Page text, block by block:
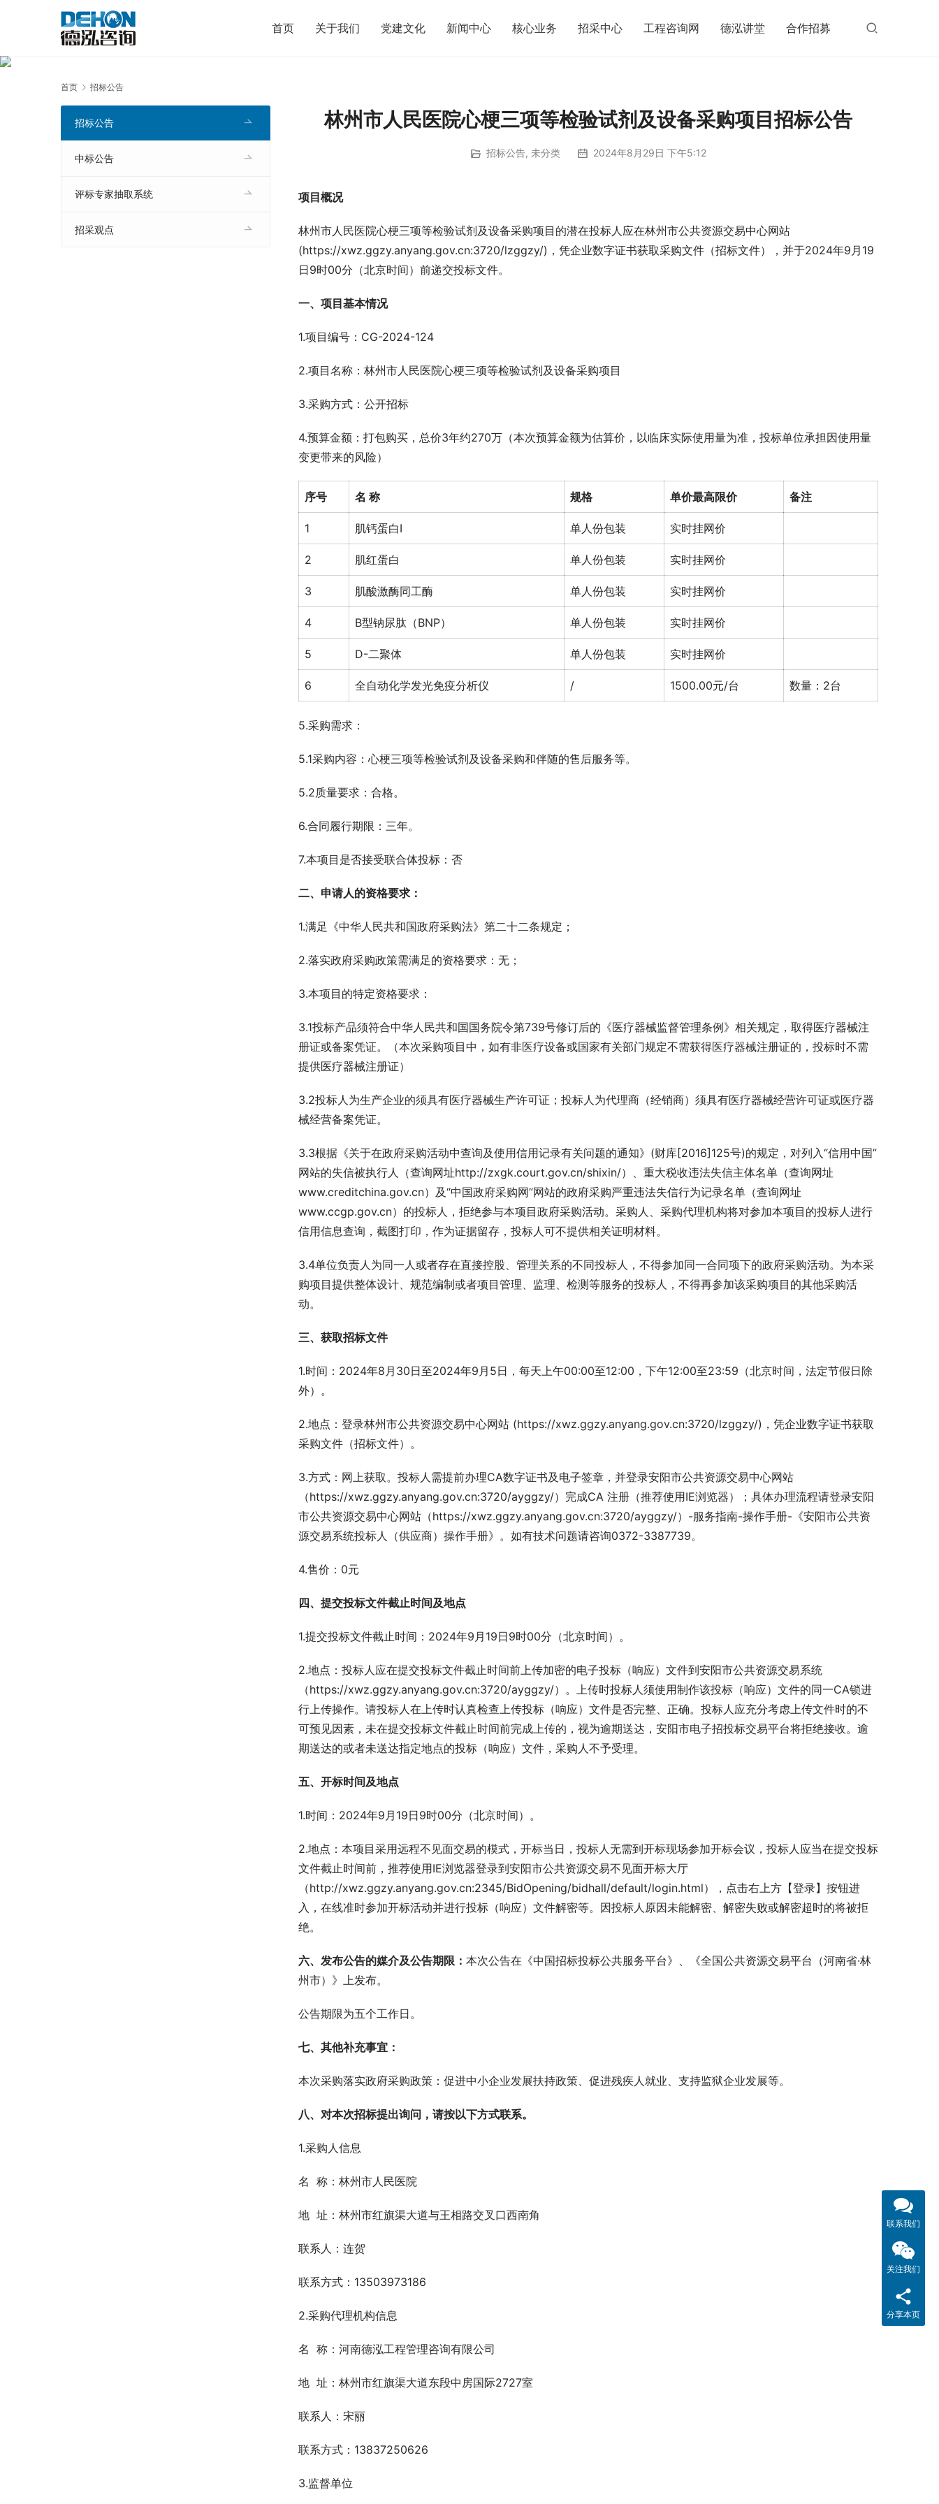
首页 关于我们 党建文化 新闻中心 核心业务 招采中心 工程咨询网 德泓讲堂 合作招募
首页 招标公告
林州市人民医院心梗三项等检验试剂及设备采购项目招标公告
招标公告, 未分类 2024年8月29日 下午5:12
项目概况
林州市人民医院心梗三项等检验试剂及设备采购项目的潜在投标人应在林州市公共资源交易中心网站
(https://xwz.ggzy.anyang.gov.cn:3720/lzggzy/)，凭企业数字证书获取采购文件（招标文件），并于2024年9月19
日9时00分（北京时间）前递交投标文件。
一、项目基本情况
1.项目编号：CG-2024-124
2.项目名称：林州市人民医院心梗三项等检验试剂及设备采购项目
3.采购方式：公开招标
4.预算金额：打包购买，总价3年约270万（本次预算金额为估算价，以临床实际使用量为准，投标单位承担因使用量
变更带来的风险）
序号 名 称 规格 单价最高限价 备注
1 肌钙蛋白I 单人份包装 实时挂网价
2 肌红蛋白 单人份包装 实时挂网价
3 肌酸激酶同工酶 单人份包装 实时挂网价
4 B型钠尿肽（BNP） 单人份包装 实时挂网价
5 D-二聚体 单人份包装 实时挂网价
6 全自动化学发光免疫分析仪 / 1500.00元/台 数量：2台
5.采购需求：
5.1采购内容：心梗三项等检验试剂及设备采购和伴随的售后服务等。
5.2质量要求：合格。
6.合同履行期限：三年。
7.本项目是否接受联合体投标：否
二、申请人的资格要求：
1.满足《中华人民共和国政府采购法》第二十二条规定；
2.落实政府采购政策需满足的资格要求：无；
3.本项目的特定资格要求：
3.1投标产品须符合中华人民共和国国务院令第739号修订后的《医疗器械监督管理条例》相关规定，取得医疗器械注
册证或备案凭证。（本次采购项目中，如有非医疗设备或国家有关部门规定不需获得医疗器械注册证的，投标时不需
提供医疗器械注册证）
3.2投标人为生产企业的须具有医疗器械生产许可证；投标人为代理商（经销商）须具有医疗器械经营许可证或医疗器
械经营备案凭证。
3.3根据《关于在政府采购活动中查询及使用信用记录有关问题的通知》(财库[2016]125号)的规定，对列入“信用中国”
网站的失信被执行人（查询网址http://zxgk.court.gov.cn/shixin/）、重大税收违法失信主体名单（查询网址
www.creditchina.gov.cn）及“中国政府采购网”网站的政府采购严重违法失信行为记录名单（查询网址
www.ccgp.gov.cn）的投标人，拒绝参与本项目政府采购活动。采购人、采购代理机构将对参加本项目的投标人进行
信用信息查询，截图打印，作为证据留存，投标人可不提供相关证明材料。
3.4单位负责人为同一人或者存在直接控股、管理关系的不同投标人，不得参加同一合同项下的政府采购活动。为本采
购项目提供整体设计、规范编制或者项目管理、监理、检测等服务的投标人，不得再参加该采购项目的其他采购活
动。
三、获取招标文件
1.时间：2024年8月30日至2024年9月5日，每天上午00:00至12:00，下午12:00至23:59（北京时间，法定节假日除
外）。
2.地点：登录林州市公共资源交易中心网站 (https://xwz.ggzy.anyang.gov.cn:3720/lzggzy/)，凭企业数字证书获取
采购文件（招标文件）。
3.方式：网上获取。投标人需提前办理CA数字证书及电子签章，并登录安阳市公共资源交易中心网站
（https://xwz.ggzy.anyang.gov.cn:3720/ayggzy/）完成CA 注册（推荐使用IE浏览器）；具体办理流程请登录安阳
市公共资源交易中心网站（https://xwz.ggzy.anyang.gov.cn:3720/ayggzy/）-服务指南-操作手册-《安阳市公共资
源交易系统投标人（供应商）操作手册》。如有技术问题请咨询0372-3387739。
4.售价：0元
四、提交投标文件截止时间及地点
1.提交投标文件截止时间：2024年9月19日9时00分（北京时间）。
2.地点：投标人应在提交投标文件截止时间前上传加密的电子投标（响应）文件到安阳市公共资源交易系统
（https://xwz.ggzy.anyang.gov.cn:3720/ayggzy/）。上传时投标人须使用制作该投标（响应）文件的同一CA锁进
行上传操作。请投标人在上传时认真检查上传投标（响应）文件是否完整、正确。投标人应充分考虑上传文件时的不
可预见因素，未在提交投标文件截止时间前完成上传的，视为逾期送达，安阳市电子招投标交易平台将拒绝接收。逾
期送达的或者未送达指定地点的投标（响应）文件，采购人不予受理。
五、开标时间及地点
1.时间：2024年9月19日9时00分（北京时间）。
2.地点：本项目采用远程不见面交易的模式，开标当日，投标人无需到开标现场参加开标会议，投标人应当在提交投标
文件截止时间前，推荐使用IE浏览器登录到安阳市公共资源交易不见面开标大厅
（http://xwz.ggzy.anyang.gov.cn:2345/BidOpening/bidhall/default/login.html），点击右上方【登录】按钮进
入，在线准时参加开标活动并进行投标（响应）文件解密等。因投标人原因未能解密、解密失败或解密超时的将被拒
绝。
六、发布公告的媒介及公告期限： 本次公告在《中国招标投标公共服务平台》、《全国公共资源交易平台（河南省·林
州市）》上发布。
公告期限为五个工作日。
七、其他补充事宜：
本次采购落实政府采购政策：促进中小企业发展扶持政策、促进残疾人就业、支持监狱企业发展等。
八、对本次招标提出询问，请按以下方式联系。
1.采购人信息
名  称：林州市人民医院
地  址：林州市红旗渠大道与王相路交叉口西南角
联系人：连贺
联系方式：13503973186
2.采购代理机构信息
名  称：河南德泓工程管理咨询有限公司
地  址：林州市红旗渠大道东段中房国际2727室
联系人：宋丽
联系方式：13837250626
3.监督单位
招标公告
中标公告
评标专家抽取系统
招采观点
联系我们
关注我们
分享本页